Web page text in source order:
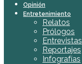
Opinión
Entretenimiento
Relatos
Prólogos
Entrevistas
Reportajes
Infografías